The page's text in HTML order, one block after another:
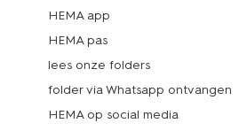
HEMA app
HEMA pas
lees onze folders
folder via Whatsapp ontvangen
HEMA op social media